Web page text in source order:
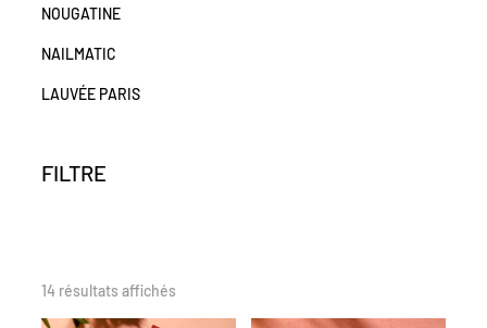
NOUGATINE
NAILMATIC
LAUVÉE PARIS
FILTRE
14 résultats affichés